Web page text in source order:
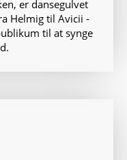
er dansegulvet
Helmig til Avicii ‑
til at synge